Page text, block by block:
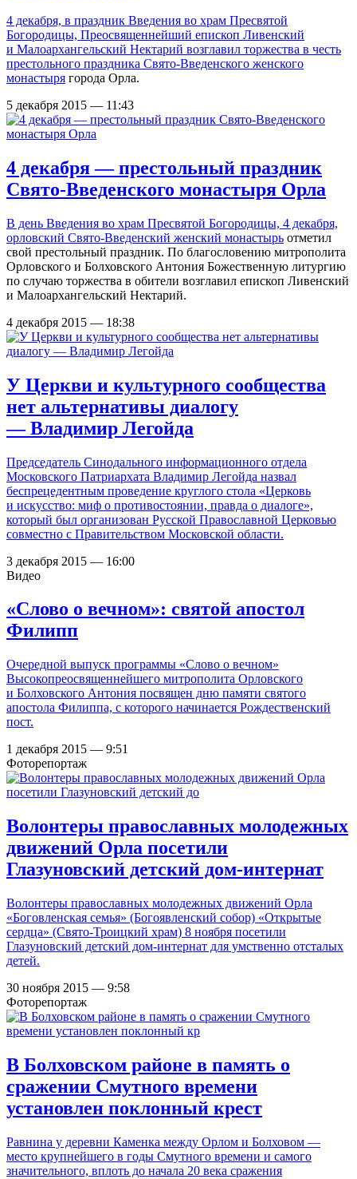
4 декабря, в праздник Введения во храм Пресвятой
Богородицы, Преосвященнейший епископ Ливенский
и Малоархангельский Нектарий возглавил торжества в честь
престольного праздника Свято-Введенского женского
монастыря города Орла.
5 декабря 2015 — 11:43
4 декабря — престольный праздник
Свято-Введенского монастыря Орла
В день Введения во храм Пресвятой Богородицы, 4 декабря,
орловский Свято-Введенский женский монастырь отметил
свой престольный праздник. По благословению митрополита
Орловского и Болховского Антония Божественную литургию
по случаю торжества в обители возглавил епископ Ливенский
и Малоархангельский Нектарий.
4 декабря 2015 — 18:38
У Церкви и культурного сообщества
нет альтернативы диалогу
— Владимир Легойда
Председатель Синодального информационного отдела
Московского Патриархата Владимир Легойда назвал
беспрецедентным проведение круглого стола «Церковь
и искусство: миф о противостоянии, правда о диалоге»,
который был организован Русской Православной Церковью
совместно с Правительством Московской области.
3 декабря 2015 — 16:00
Видео
«Слово о вечном»: святой апостол
Филипп
Очередной выпуск программы «Слово о вечном»
Высокопреосвященнейшего митрополита Орловского
и Болховского Антония посвящен дню памяти святого
апостола Филиппа, с которого начинается Рождественский
пост.
1 декабря 2015 — 9:51
Фоторепортаж
Волонтеры православных молодежных
движений Орла посетили
Глазуновский детский дом-интернат
Волонтеры православных молодежных движений Орла
«Боговленская семья» (Богоявленский собор) «Открытые
сердца» (Свято-Троицкий храм) 8 ноября посетили
Глазуновский детский дом-интернат для умственно отсталых
детей.
30 ноября 2015 — 9:58
Фоторепортаж
В Болховском районе в память о
сражении Смутного времени
установлен поклонный крест
Равнина у деревни Каменка между Орлом и Болховом —
место крупнейшего в годы Смутного времени и самого
значительного, вплоть до начала 20 века сражения